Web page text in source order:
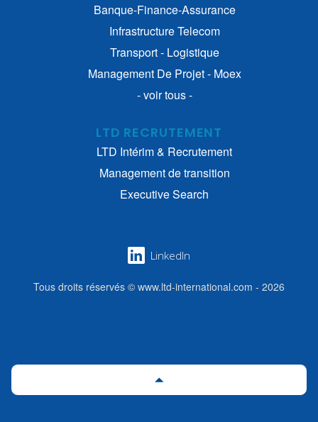
Banque-Finance-Assurance
Infrastructure Telecom
Transport - Logistique
Management De Projet - Moex
- voir tous -
LTD RECRUTEMENT
LTD Intérim & Recrutement
Management de transition
Executive Search
LinkedIn
Tous droits réservés © www.ltd-international.com - 2026